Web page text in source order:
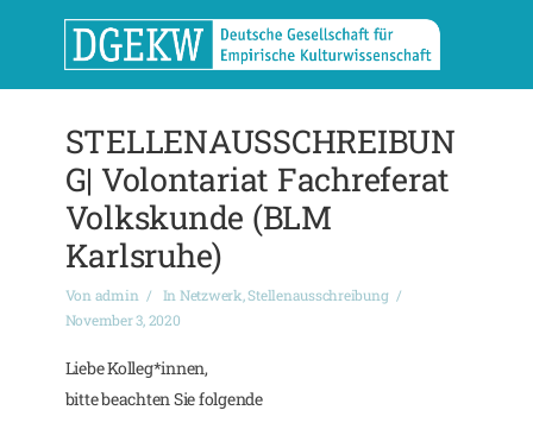
STELLENAUSSCHREIBUN
G| Volontariat Fachreferat
Volkskunde (BLM
Karlsruhe)
Von admin In Netzwerk,Stellenausschreibung
November 3, 2020
Liebe Kolleg*innen,
bitte beachten Sie folgende